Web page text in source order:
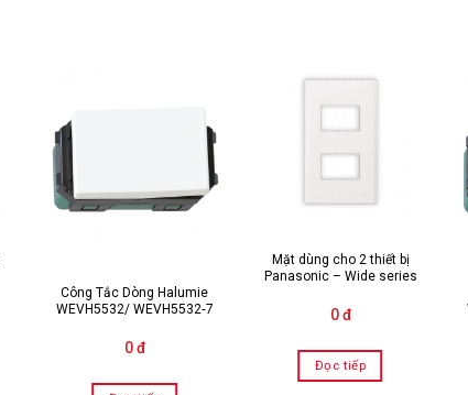
Công Tắc Dòng Halumie
WEVH5532/ WEVH5532‑7
0 đ
Mặt dùng cho 2 thiết bị
Panasonic – Wide series
0 đ
Đọc tiếp